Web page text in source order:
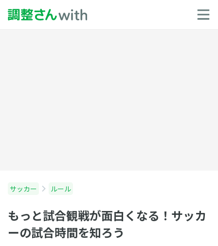
サッカー ルール
もっと試合観戦が面白くなる！サッカ
ーの試合時間を知ろう